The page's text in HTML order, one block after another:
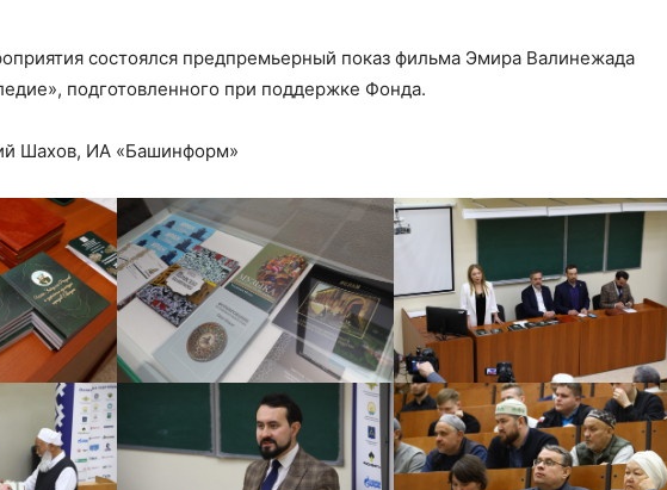
состоялся предпремьерный показ фильма Эмира Валинежада
подготовленного при поддержке Фонда.
Шахов, ИА «Башинформ»